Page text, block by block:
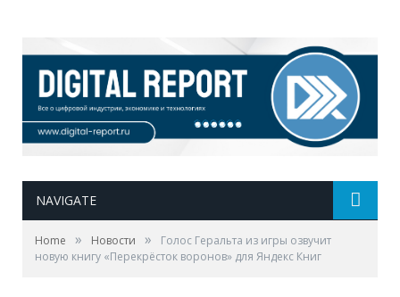
NAVIGATE
Home » Новости »
Голос Геральта из игры озвучит
новую книгу «Перекрёсток воронов» для Яндекс Книг